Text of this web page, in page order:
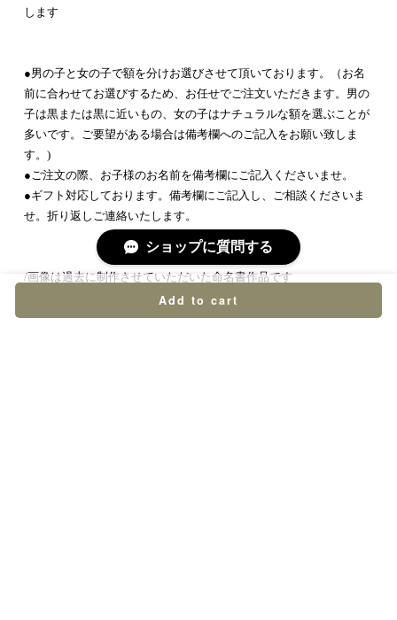
します
●男の子と女の子で額を分けお選びさせて頂いております。（お名
前に合わせてお選びするため、お任せでご注文いただきます。男の
子は黒または黒に近いもの、女の子はナチュラルな額を選ぶことが
多いです。ご要望がある場合は備考欄へのご記入をお願い致しま
す。)
●ご注文の際、お子様のお名前を備考欄にご記入くださいませ。
●ギフト対応しております。備考欄にご記入し、ご相談くださいま
せ。折り返しご連絡いたします。
/画像は過去に制作させていただいた命名書作品です
Add to cart
ショップに質問する